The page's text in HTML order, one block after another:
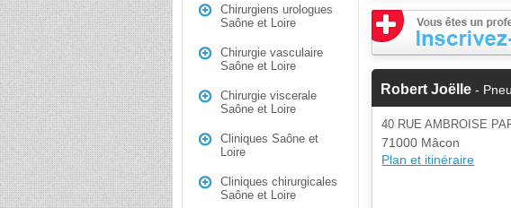
Chirurgiens urologues
Saône et Loire
Chirurgie vasculaire
Saône et Loire
Chirurgie viscerale
Saône et Loire
Cliniques Saône et
Loire
Cliniques chirurgicales
Saône et Loire
Robert Joëlle -
40 RUE AMBROISE
71000 Mâcon
Plan et itinéraire